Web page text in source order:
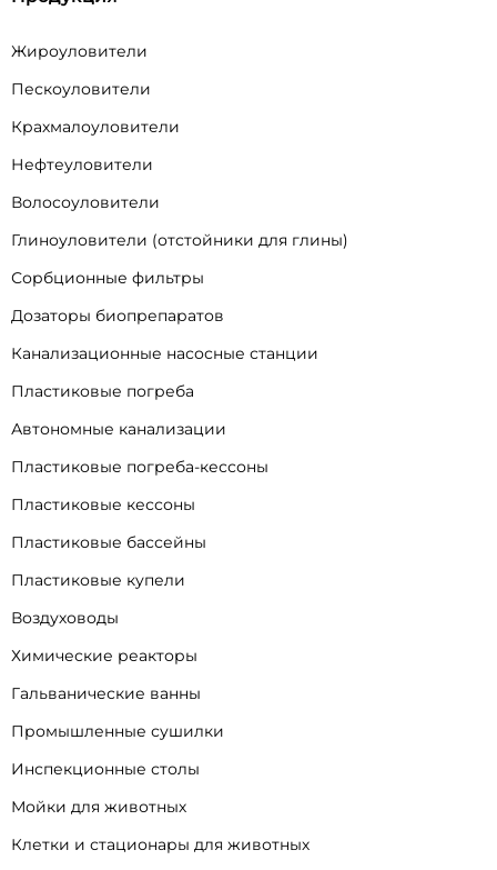
Жироуловители
Пескоуловители
Крахмалоуловители
Нефтеуловители
Волосоуловители
Глиноуловители (отстойники для глины)
Сорбционные фильтры
Дозаторы биопрепаратов
Канализационные насосные станции
Пластиковые погреба
Автономные канализации
Пластиковые погреба-кессоны
Пластиковые кессоны
Пластиковые бассейны
Пластиковые купели
Воздуховоды
Химические реакторы
Гальванические ванны
Промышленные сушилки
Инспекционные столы
Мойки для животных
Клетки и стационары для животных